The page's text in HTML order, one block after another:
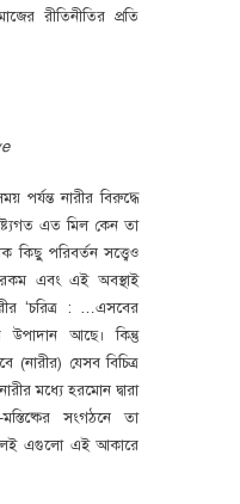
রীতিনীতির প্রতি
পর্যন্ত নারীর বিরুদ্ধে
এত মিল কেন তা
পরিবর্তন সত্ত্বেও
এবং এই অবস্থাই
‘চরিত্র : …এসবের
উপাদান আছে। কিন্তু
যেসব বিচিত্র
মধ্যে হরমোন দ্বারা
সংগঠনে তা
এগুলো এই আকারে